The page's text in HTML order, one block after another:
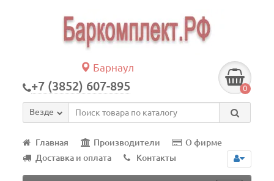
Барнаул
+7 (3852) 607-895 0
Везде
Главная Производители
О фирме
Доставка и оплата
Контакты